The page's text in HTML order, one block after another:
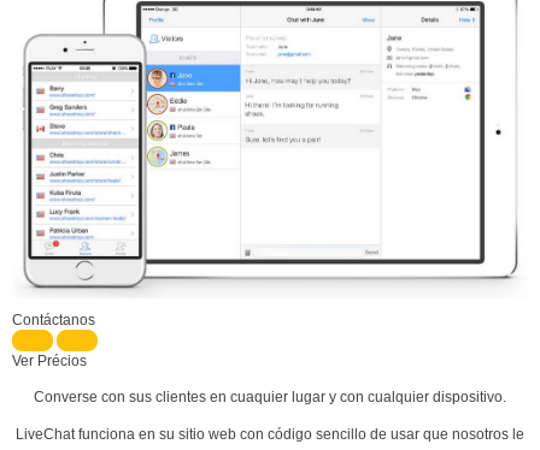
Contáctanos
Ver Précios
Converse con sus clientes en cuaquier lugar y con cualquier dispositivo.
LiveChat funciona en su sitio web con código sencillo de usar que nosotros le